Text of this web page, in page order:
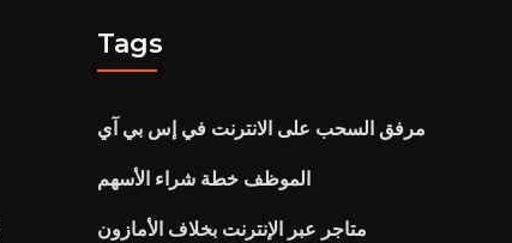
Tags
مرفق السحب على الانترنت في إس بي آي
الموظف خطة شراء الأسهم
متاجر عبر الإنترنت بخلاف الأمازون